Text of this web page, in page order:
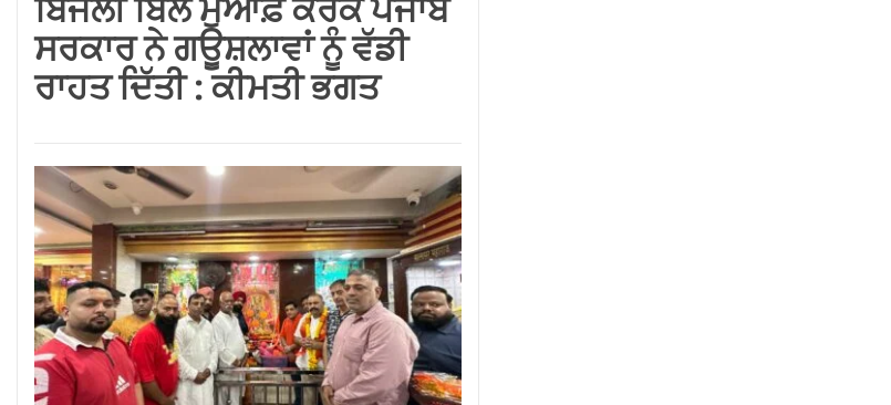
ਸਪੀਕਰ ਇਹ ਯਕੀਨੀ ਬਣਾਉਣ ਕਿ
ਇਕਪੱਖੀ ਰਾਜਨੀਤੀ ਤੱਥਾਂ ਅਤੇ
ਨਿਰਪੱਖਤਾ ‘ਤੇ ਹਾਵੀ ਨਾ ਹੋਵੇ:
ਅਸ਼ਵਨੀ ਸ਼ਰਮਾ*